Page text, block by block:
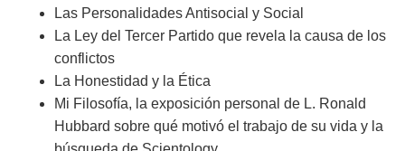
Las Personalidades Antisocial y Social
La Ley del Tercer Partido que revela la causa de los
conflictos
La Honestidad y la Ética
Mi Filosofía, la exposición personal de L. Ronald
Hubbard sobre qué motivó el trabajo de su vida y la